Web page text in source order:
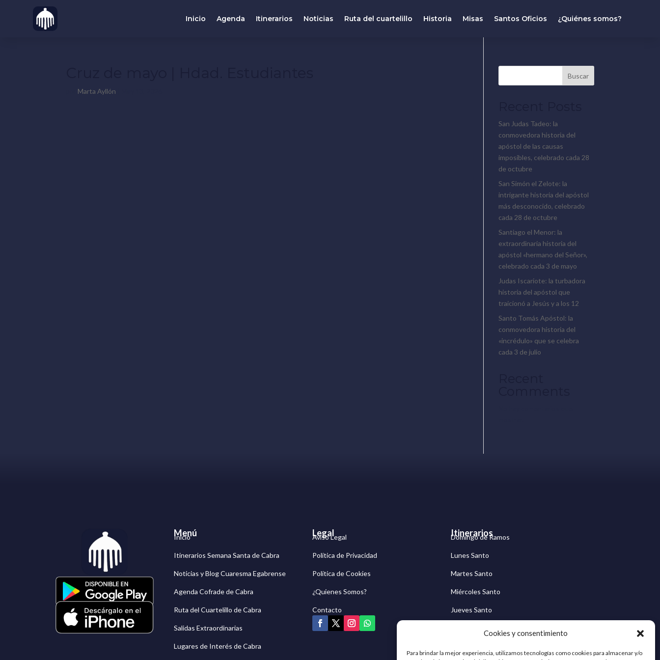
Cookies y consentimiento
Para brindar la mejor experiencia, utilizamos tecnologías como cookies para almacenar y/o
Inicio Agenda Itinerarios Noticias Ruta del cuartelillo Historia Misas Santos Oficios ¿Quiénes somos?
Marta Ayllón
Buscar
San Judas Tadeo: la
conmovedora historia del
apóstol de las causas
imposibles, celebrado cada 28
de octubre
San Simón el Zelote: la
intrigante historia del apóstol
más desconocido, celebrado
cada 28 de octubre
Santiago el Menor: la
extraordinaria historia del
apóstol «hermano del Señor»,
celebrado cada 3 de mayo
Judas Iscariote: la turbadora
historia del apóstol que
traicionó a Jesús y a los 12
Santo Tomás Apóstol: la
conmovedora historia del
«incrédulo» que se celebra
cada 3 de julio
Menú
Inicio
Itinerarios Semana Santa de Cabra
Noticias y Blog Cuaresma Egabrense
Agenda Cofrade de Cabra
Ruta del Cuartelillo de Cabra
Salidas Extraordinarias
Lugares de Interés de Cabra
Legal
Aviso Legal
Política de Privacidad
Política de Cookies
¿Quienes Somos?
Contacto
Itinerarios
Domingo de Ramos
Lunes Santo
Martes Santo
Miércoles Santo
Jueves Santo